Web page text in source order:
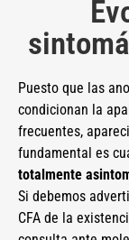
Puesto que las
condicionan la
frecuentes,
fundamental es
totalmente
Si debemos
CFA de la